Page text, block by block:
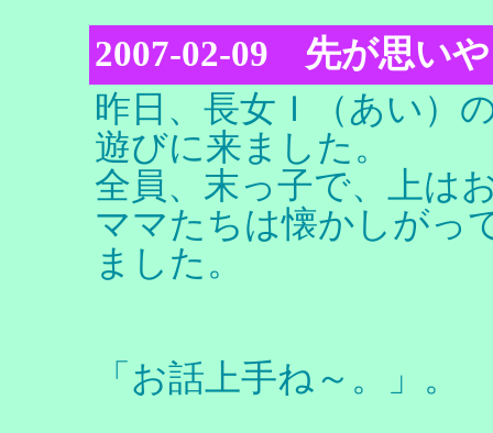
2007-02-09 先が思い
昨日、長女Ｉ（あい）
遊びに来ました。
全員、末っ子で、上は
ママたちは懐かしがっ
ました。
「お話上手ね～。」。